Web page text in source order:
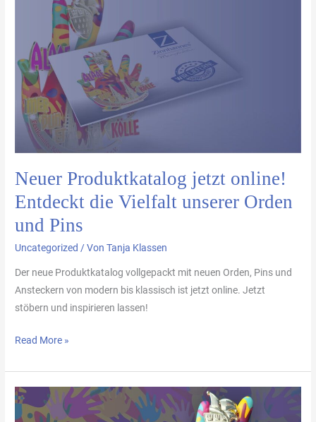
Neuer Produktkatalog jetzt online!
Entdeckt die Vielfalt unserer Orden
und Pins
Uncategorized / VonTanja Klassen
Der neue Produktkatalog vollgepackt mit neuen Orden, Pins und
Ansteckern von modern bis klassisch ist jetzt online. Jetzt
stöbern und inspirieren lassen!
Produktkatalog
online!
Entdeckt
die
Vielfalt
unserer
Orden
Read More »
ALAAF